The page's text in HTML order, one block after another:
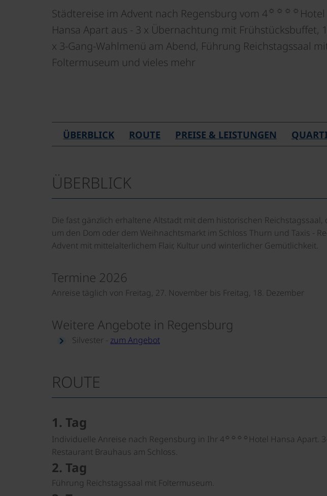
Städtereise im Advent nach Regensburg vom 4 ☼☼☼☼ Hotel
Hansa Apart aus - 3 x Übernachtung mit Frühstücksbuffet, 1
x 3-Gang-Wahlmenü am Abend, Führung Reichstagssaal
Foltermuseum und vieles mehr
ÜBERBLICK ROUTE PREISE & LEISTUNGEN
ÜBERBLICK
Die fast gänzlich erhaltene Altstadt mit dem historischen
um den Dom oder dem Weihnachtsmarkt im Schloss Thurn und Taxis -
Advent mit mittelalterlichem Flair, Kultur und winterlicher Gemütlichkeit.
Termine 2026
Anreise täglich von Freitag, 27. November bis Freitag, 18. Dezember
Weitere Angebote in Regensburg
Silvester - zum Angebot
ROUTE
1. Tag
Individuelle Anreise nach Regensburg in Ihr 4☼☼☼☼ Hotel Hansa Apart.
Restaurant Brauhaus am Schloss.
2. Tag
Führung Reichstagssaal mit Foltermuseum.